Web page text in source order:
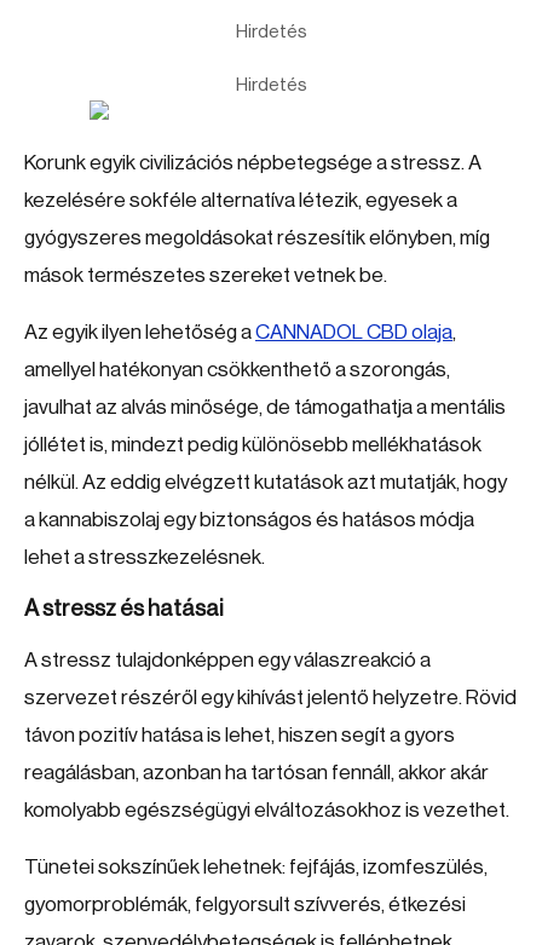
Hirdetés
Hirdetés
Korunk egyik civilizációs népbetegsége a stressz. A
kezelésére sokféle alternatíva létezik, egyesek a
gyógyszeres megoldásokat részesítik előnyben, míg
mások természetes szereket vetnek be.
Az egyik ilyen lehetőség aCANNADOL CBD olaja,
amellyel hatékonyan csökkenthető a szorongás,
javulhat az alvás minősége, de támogathatja a mentális
jóllétet is, mindezt pedig különösebb mellékhatások
nélkül. Az eddig elvégzett kutatások azt mutatják, hogy
a kannabiszolaj egy biztonságos és hatásos módja
lehet a stresszkezelésnek.
A stressz és hatásai
A stressz tulajdonképpen egy válaszreakció a
szervezet részéről egy kihívást jelentő helyzetre. Rövid
távon pozitív hatása is lehet, hiszen segít a gyors
reagálásban, azonban ha tartósan fennáll, akkor akár
komolyabb egészségügyi elváltozásokhoz is vezethet.
Tünetei sokszínűek lehetnek: fejfájás, izomfeszülés,
gyomorproblémák, felgyorsult szívverés, étkezési